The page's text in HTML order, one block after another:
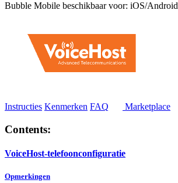
Bubble Mobile beschikbaar voor: iOS/Android
Instructies Kenmerken FAQ Marketplace
Contents:
VoiceHost-telefoonconfiguratie
Opmerkingen